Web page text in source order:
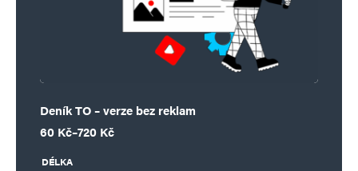
Deník TO – verze bez reklam
60 Kč–720 Kč
Rozpětí cen: 60 Kč až 720 Kč
DÉLKA